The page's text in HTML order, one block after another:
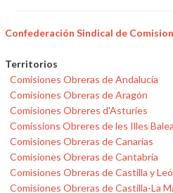
Confederación Sindical de
Territorios
Comisiones Obreras de Andalucía
Comisiones Obreras de Aragón
Comisiones Obreres d'Asturies
Comissions Obreres de les Illes
Comisiones Obreras de Canarias
Comisiones Obreras de Cantabria
Comisiones Obreras de Castilla y
Comisiones Obreras de Castilla-La